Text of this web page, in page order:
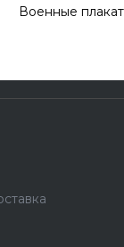
Военные